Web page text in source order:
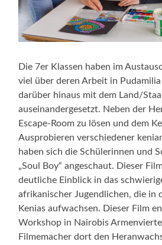
Die 7er Klassen haben im
viel über deren Arbeit in
darüber hinaus mit dem Land/
auseinandergesetzt. Neben der
Escape-Room zu lösen und dem
Ausprobieren verschiedener
haben sich die Schülerinnen und
„Soul Boy“ angeschaut. Dieser
deutliche Einblick in das
afrikanischer Jugendlichen, die in
Kenias aufwachsen. Dieser Film
Workshop in Nairobis
Filmemacher dort den